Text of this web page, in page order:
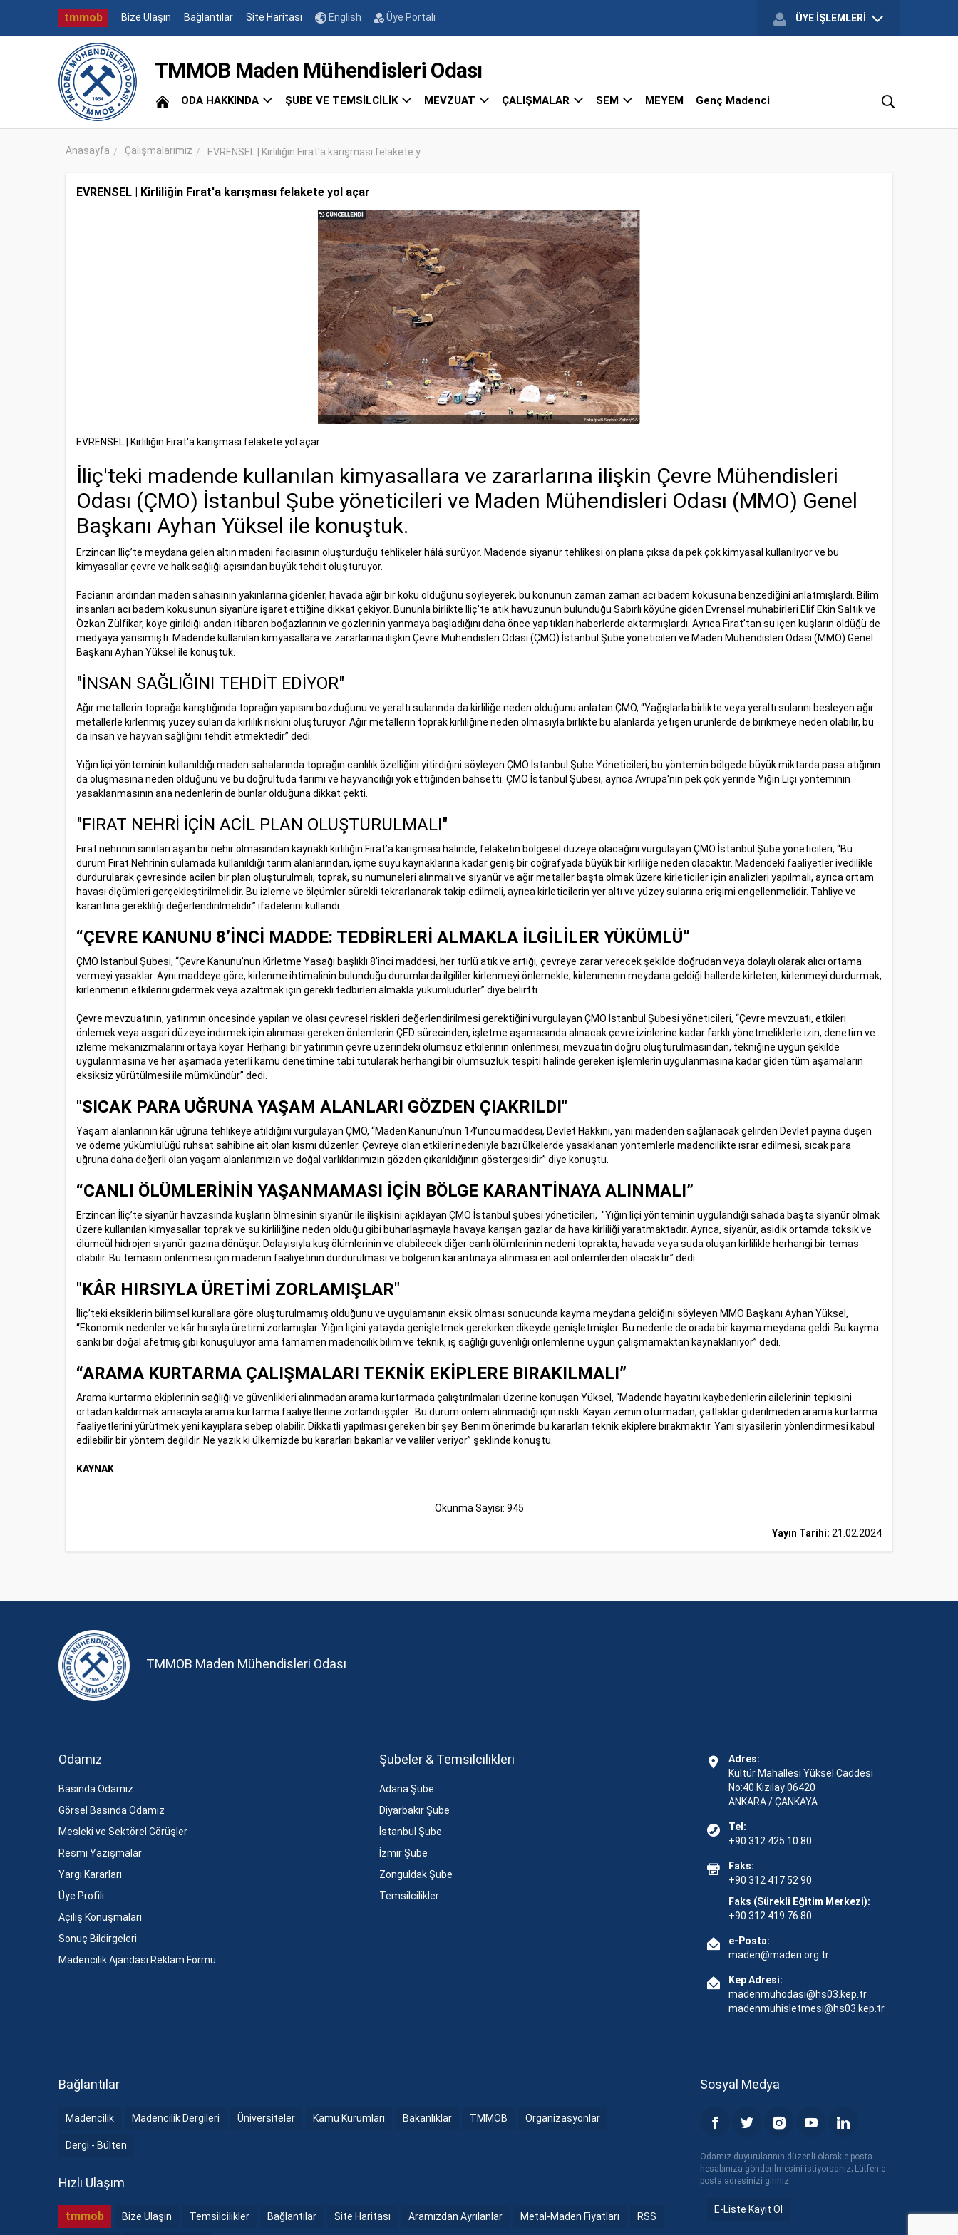
tmmob Bize Ulaşın Bağlantılar Site Haritası English Üye Portalı ÜYE İŞLEMLERİ
TMMOB Maden Mühendisleri Odası
ODA HAKKINDA ŞUBE VE TEMSİLCİLİK MEVZUAT ÇALIŞMALAR SEM MEYEM Genç Madenci
Anasayfa Çalışmalarımız EVRENSEL | Kirliliğin Fırat'a karışması felakete y...
EVRENSEL | Kirliliğin Fırat'a karışması felakete yol açar
EVRENSEL | Kirliliğin Fırat'a karışması felakete yol açar
İliç'teki madende kullanılan kimyasallara ve zararlarına ilişkin Çevre Mühendisleri
Odası (ÇMO) İstanbul Şube yöneticileri ve Maden Mühendisleri Odası (MMO) Genel
Başkanı Ayhan Yüksel ile konuştuk.
Erzincan İliç’te meydana gelen altın madeni faciasının oluşturduğu tehlikeler hâlâ sürüyor. Madende siyanür tehlikesi ön plana çıksa da pek çok kimyasal kullanılıyor ve bu
kimyasallar çevre ve halk sağlığı açısından büyük tehdit oluşturuyor.
Facianın ardından maden sahasının yakınlarına gidenler, havada ağır bir koku olduğunu söyleyerek, bu konunun zaman zaman acı badem kokusuna benzediğini anlatmışlardı. Bilim
insanları acı badem kokusunun siyanüre işaret ettiğine dikkat çekiyor. Bununla birlikte İliç’te atık havuzunun bulunduğu Sabırlı köyüne giden Evrensel muhabirleri Elif Ekin Saltık ve
Özkan Zülfikar, köye girildiği andan itibaren boğazlarının ve gözlerinin yanmaya başladığını daha önce yaptıkları haberlerde aktarmışlardı. Ayrıca Fırat’tan su içen kuşların öldüğü de
medyaya yansımıştı. Madende kullanılan kimyasallara ve zararlarına ilişkin Çevre Mühendisleri Odası (ÇMO) İstanbul Şube yöneticileri ve Maden Mühendisleri Odası (MMO) Genel
Başkanı Ayhan Yüksel ile konuştuk.
"İNSAN SAĞLIĞINI TEHDİT EDİYOR"
Ağır metallerin toprağa karıştığında toprağın yapısını bozduğunu ve yeraltı sularında da kirliliğe neden olduğunu anlatan ÇMO, “Yağışlarla birlikte veya yeraltı sularını besleyen ağır
metallerle kirlenmiş yüzey suları da kirlilik riskini oluşturuyor. Ağır metallerin toprak kirliliğine neden olmasıyla birlikte bu alanlarda yetişen ürünlerde de birikmeye neden olabilir, bu
da insan ve hayvan sağlığını tehdit etmektedir” dedi.
Yığın liçi yönteminin kullanıldığı maden sahalarında toprağın canlılık özelliğini yitirdiğini söyleyen ÇMO İstanbul Şube Yöneticileri, bu yöntemin bölgede büyük miktarda pasa atığının
da oluşmasına neden olduğunu ve bu doğrultuda tarımı ve hayvancılığı yok ettiğinden bahsetti. ÇMO İstanbul Şubesi, ayrıca Avrupa'nın pek çok yerinde Yığın Liçi yönteminin
yasaklanmasının ana nedenlerin de bunlar olduğuna dikkat çekti.
"FIRAT NEHRİ İÇİN ACİL PLAN OLUŞTURULMALI"
Fırat nehrinin sınırları aşan bir nehir olmasından kaynaklı kirliliğin Fırat’a karışması halinde, felaketin bölgesel düzeye olacağını vurgulayan ÇMO İstanbul Şube yöneticileri, “Bu
durum Fırat Nehrinin sulamada kullanıldığı tarım alanlarından, içme suyu kaynaklarına kadar geniş bir coğrafyada büyük bir kirliliğe neden olacaktır. Madendeki faaliyetler ivedilikle
durdurularak çevresinde acilen bir plan oluşturulmalı; toprak, su numuneleri alınmalı ve siyanür ve ağır metaller başta olmak üzere kirleticiler için analizleri yapılmalı, ayrıca ortam
havası ölçümleri gerçekleştirilmelidir. Bu izleme ve ölçümler sürekli tekrarlanarak takip edilmeli, ayrıca kirleticilerin yer altı ve yüzey sularına erişimi engellenmelidir. Tahliye ve
karantina gerekliliği değerlendirilmelidir” ifadelerini kullandı.
“ÇEVRE KANUNU 8’İNCİ MADDE: TEDBİRLERİ ALMAKLA İLGİLİLER YÜKÜMLÜ”
ÇMO İstanbul Şubesi, “Çevre Kanunu’nun Kirletme Yasağı başlıklı 8’inci maddesi, her türlü atık ve artığı, çevreye zarar verecek şekilde doğrudan veya dolaylı olarak alıcı ortama
vermeyi yasaklar. Aynı maddeye göre, kirlenme ihtimalinin bulunduğu durumlarda ilgililer kirlenmeyi önlemekle; kirlenmenin meydana geldiği hallerde kirleten, kirlenmeyi durdurmak,
kirlenmenin etkilerini gidermek veya azaltmak için gerekli tedbirleri almakla yükümlüdürler” diye belirtti.
Çevre mevzuatının, yatırımın öncesinde yapılan ve olası çevresel riskleri değerlendirilmesi gerektiğini vurgulayan ÇMO İstanbul Şubesi yöneticileri, “Çevre mevzuatı, etkileri
önlemek veya asgari düzeye indirmek için alınması gereken önlemlerin ÇED sürecinden, işletme aşamasında alınacak çevre izinlerine kadar farklı yönetmeliklerle izin, denetim ve
izleme mekanizmalarını ortaya koyar. Herhangi bir yatırımın çevre üzerindeki olumsuz etkilerinin önlenmesi, mevzuatın doğru oluşturulmasından, tekniğine uygun şekilde
uygulanmasına ve her aşamada yeterli kamu denetimine tabi tutularak herhangi bir olumsuzluk tespiti halinde gereken işlemlerin uygulanmasına kadar giden tüm aşamaların
eksiksiz yürütülmesi ile mümkündür” dedi.
"SICAK PARA UĞRUNA YAŞAM ALANLARI GÖZDEN ÇIAKRILDI"
Yaşam alanlarının kâr uğruna tehlikeye atıldığını vurgulayan ÇMO, “Maden Kanunu’nun 14’üncü maddesi, Devlet Hakkını, yani madenden sağlanacak gelirden Devlet payına düşen
ve ödeme yükümlülüğü ruhsat sahibine ait olan kısmı düzenler. Çevreye olan etkileri nedeniyle bazı ülkelerde yasaklanan yöntemlerle madencilikte ısrar edilmesi, sıcak para
uğruna daha değerli olan yaşam alanlarımızın ve doğal varlıklarımızın gözden çıkarıldığının göstergesidir” diye konuştu.
“CANLI ÖLÜMLERİNİN YAŞANMAMASI İÇİN BÖLGE KARANTİNAYA ALINMALI”
Erzincan İliç’te siyanür havzasında kuşların ölmesinin siyanür ile ilişkisini açıklayan ÇMO İstanbul şubesi yöneticileri, "Yığın liçi yönteminin uygulandığı sahada başta siyanür olmak
üzere kullanılan kimyasallar toprak ve su kirliliğine neden olduğu gibi buharlaşmayla havaya karışan gazlar da hava kirliliği yaratmaktadır. Ayrıca, siyanür, asidik ortamda toksik ve
ölümcül hidrojen siyanür gazına dönüşür. Dolayısıyla kuş ölümlerinin ve olabilecek diğer canlı ölümlerinin nedeni toprakta, havada veya suda oluşan kirlilikle herhangi bir temas
olabilir. Bu temasın önlenmesi için madenin faaliyetinin durdurulması ve bölgenin karantinaya alınması en acil önlemlerden olacaktır” dedi.
"KÂR HIRSIYLA ÜRETİMİ ZORLAMIŞLAR"
İliç’teki eksiklerin bilimsel kurallara göre oluşturulmamış olduğunu ve uygulamanın eksik olması sonucunda kayma meydana geldiğini söyleyen MMO Başkanı Ayhan Yüksel,
“Ekonomik nedenler ve kâr hırsıyla üretimi zorlamışlar. Yığın liçini yatayda genişletmek gerekirken dikeyde genişletmişler. Bu nedenle de orada bir kayma meydana geldi. Bu kayma
sanki bir doğal afetmiş gibi konuşuluyor ama tamamen madencilik bilim ve teknik, iş sağlığı güvenliği önlemlerine uygun çalışmamaktan kaynaklanıyor” dedi.
“ARAMA KURTARMA ÇALIŞMALARI TEKNİK EKİPLERE BIRAKILMALI”
Arama kurtarma ekiplerinin sağlığı ve güvenlikleri alınmadan arama kurtarmada çalıştırılmaları üzerine konuşan Yüksel, “Madende hayatını kaybedenlerin ailelerinin tepkisini
ortadan kaldırmak amacıyla arama kurtarma faaliyetlerine zorlandı işçiler. Bu durum önlem alınmadığı için riskli. Kayan zemin oturmadan, çatlaklar giderilmeden arama kurtarma
faaliyetlerini yürütmek yeni kayıplara sebep olabilir. Dikkatli yapılması gereken bir şey. Benim önerimde bu kararları teknik ekiplere bırakmaktır. Yani siyasilerin yönlendirmesi kabul
edilebilir bir yöntem değildir. Ne yazık ki ülkemizde bu kararları bakanlar ve valiler veriyor” şeklinde konuştu.
KAYNAK
Okunma Sayısı: 945
Yayın Tarihi: 21.02.2024
TMMOB Maden Mühendisleri Odası
Odamız
Basında Odamız
Görsel Basında Odamız
Mesleki ve Sektörel Görüşler
Resmi Yazışmalar
Yargı Kararları
Üye Profili
Açılış Konuşmaları
Sonuç Bildirgeleri
Madencilik Ajandası Reklam Formu
Şubeler & Temsilcilikleri
Adana Şube
Diyarbakır Şube
İstanbul Şube
İzmir Şube
Zonguldak Şube
Temsilcilikler
Adres:
Kültür Mahallesi Yüksel Caddesi
No:40 Kızılay 06420
ANKARA / ÇANKAYA
Tel:
+90 312 425 10 80
Faks:
+90 312 417 52 90
Faks (Sürekli Eğitim Merkezi):
+90 312 419 76 80
e-Posta:
maden@maden.org.tr
Kep Adresi:
madenmuhodasi@hs03.kep.tr
madenmuhisletmesi@hs03.kep.tr
Bağlantılar
Madencilik Madencilik Dergileri Üniversiteler Kamu Kurumları Bakanlıklar TMMOB Organizasyonlar
Dergi - Bülten
Hızlı Ulaşım
tmmob Bize Ulaşın Temsilcilikler Bağlantılar Site Haritası Aramızdan Ayrılanlar Metal-Maden Fiyatları RSS
Sosyal Medya
Odamız duyurularının düzenli olarak e-posta
hesabınıza gönderilmesini istiyorsanız; Lütfen e-
posta adresinizi giriniz.
E-Liste Kayıt Ol